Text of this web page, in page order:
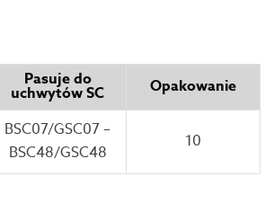
Pasuje do
uchwytów SC Opakowanie
BSC07/GSC07 –
BSC48/GSC48
10